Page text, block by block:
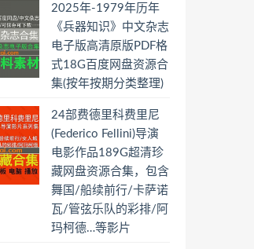
2025年-1979年历年
《兵器知识》中文杂志
电子版高清原版PDF格
式18G百度网盘资源合
集(按年按期分类整理)
24部费德里科费里尼
(Federico Fellini)导演
电影作品189G超清珍
藏网盘资源合集，包含
舞国/船续前行/卡萨诺
瓦/管弦乐队的彩排/阿
玛柯德…等影片